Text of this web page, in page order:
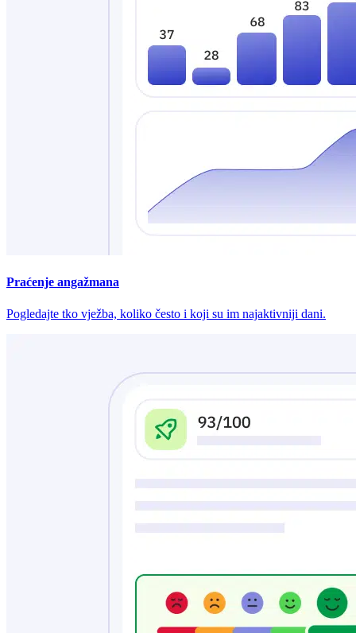
Praćenje angažmana
Pogledajte tko vježba, koliko često i koji su im najaktivniji dani.